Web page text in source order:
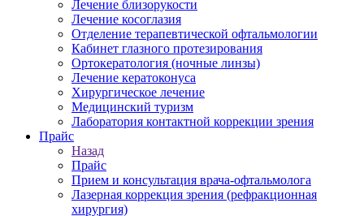
Лечение близорукости
Лечение косоглазия
Отделение терапевтической офтальмологии
Кабинет глазного протезирования
Ортокератология (ночные линзы)
Лечение кератоконуса
Хирургическое лечение
Медицинский туризм
Лаборатория контактной коррекции зрения
Прайс
Назад
Прайс
Прием и консультация врача-офтальмолога
Лазерная коррекция зрения (рефракционная
хирургия)